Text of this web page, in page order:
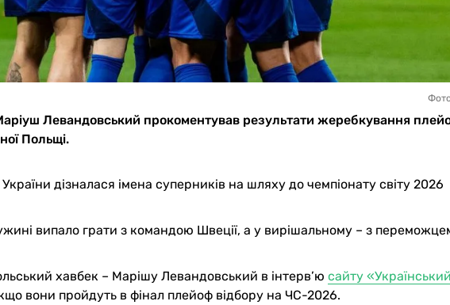
Левандовський прокоментував результати жеребкування
Польщі.
дізналася імена суперників на шляху до чемпіонату світу 2026
випало грати з командою Швеції, а у вирішальному – з
хавбек – Марішу Левандовський в інтерв’ю сайту «Український
вони пройдуть в фінал плейоф відбору на ЧС-2026.